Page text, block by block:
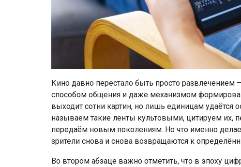
Кино давно перестало быть просто развлечением
способом общения и даже механизмом
выходит сотни картин, но лишь единицам удаётся
называем такие ленты культовыми, цитируем их,
передаём новым поколениям. Но что именно
зрители снова и снова возвращаются к
Во втором абзаце важно отметить, что в эпоху